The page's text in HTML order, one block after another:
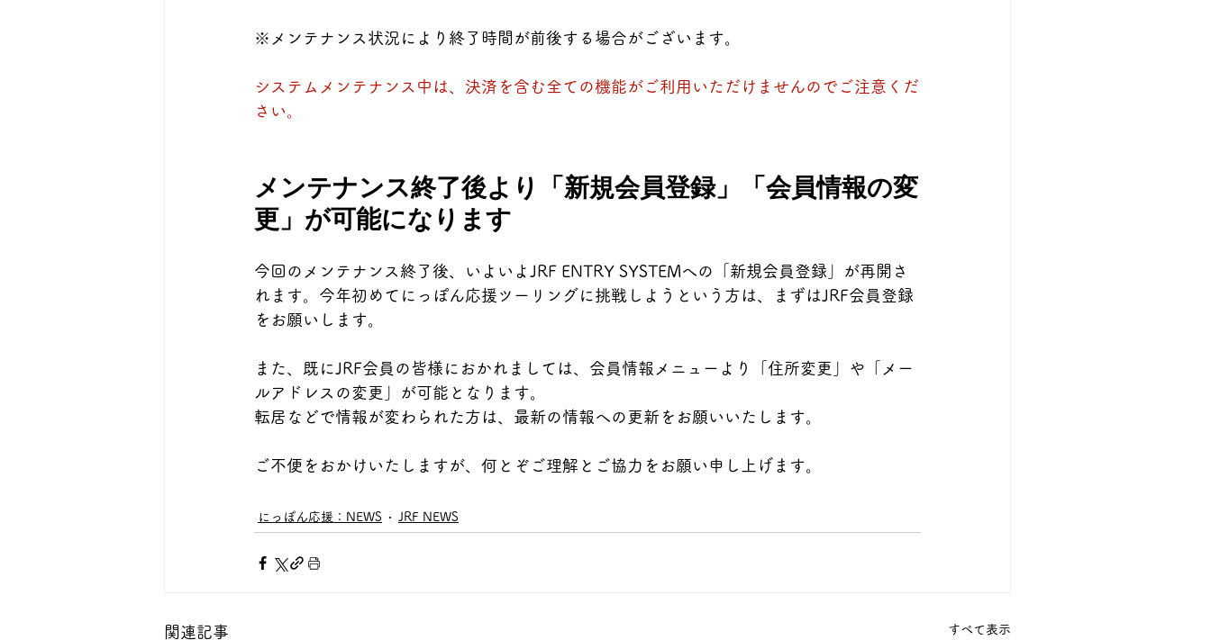
※メンテナンス状況により終了時間が前後する場合がございます。
システムメンテナンス中は、決済を含む全ての機能がご利用いただけませんのでご注意くだ
さい。
メンテナンス終了後より「新規会員登録」「会員情報の変
更」が可能になります
今回のメンテナンス終了後、いよいよJRF ENTRY SYSTEMへの「新規会員登録」が再開さ
れます。今年初めてにっぽん応援ツーリングに挑戦しようという方は、まずはJRF会員登録
をお願いします。
また、既にJRF会員の皆様におかれましては、会員情報メニューより「住所変更」や「メー
ルアドレスの変更」が可能となります。
転居などで情報が変わられた方は、最新の情報への更新をお願いいたします。
ご不便をおかけいたしますが、何とぞご理解とご協力をお願い申し上げます。
にっぽん応援：NEWS JRF NEWS
関連記事 すべて表示